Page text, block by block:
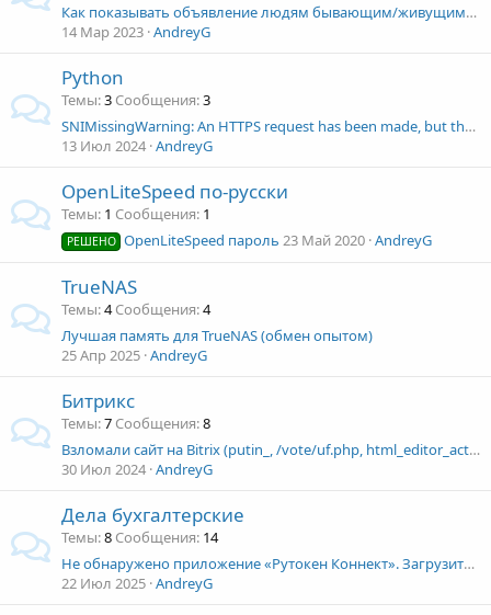
Как показывать объявление людям бывающим/живущим/работающим в конкретных адресах (независимо от запросов и интересов)
14 Мар 2023 AndreyG
Python
Темы 3 Сообщения 3
SNIMissingWarning: An HTTPS request has been made, but the SNI (Server Name Indication ) extension to TLS is not available on this platform. This may
13 Июл 2024 AndreyG
OpenLiteSpeed по-русски
Темы 1 Сообщения 1
РЕШЕНО OpenLiteSpeed пароль 23 Май 2020 AndreyG
TrueNAS
Темы 4 Сообщения 4
Лучшая память для TrueNAS (обмен опытом)
25 Апр 2025 AndreyG
Битрикс
Темы 7 Сообщения 8
Взломали сайт на Bitrix (putin_, /vote/uf.php, html_editor_action.php, bxss.me и т.д.)
30 Июл 2024 AndreyG
Дела бухгалтерские
Темы 8 Сообщения 14
Не обнаружено приложение «Рутокен Коннект». Загрузите и установите «Рутокен Коннект».
22 Июл 2025 AndreyG